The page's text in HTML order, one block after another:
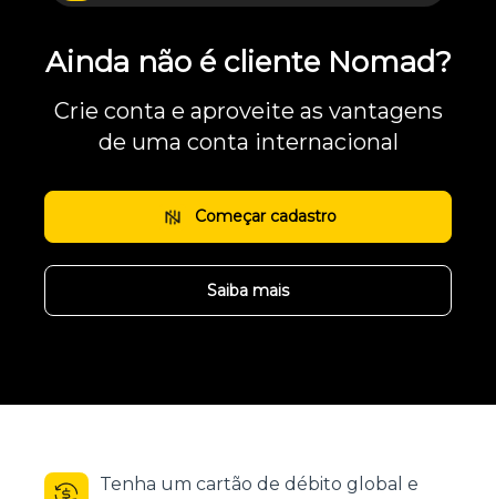
Ainda não é cliente Nomad?
Crie conta e aproveite as vantagens
de uma conta internacional
Começar cadastro
Saiba mais
Tenha um cartão de débito global e